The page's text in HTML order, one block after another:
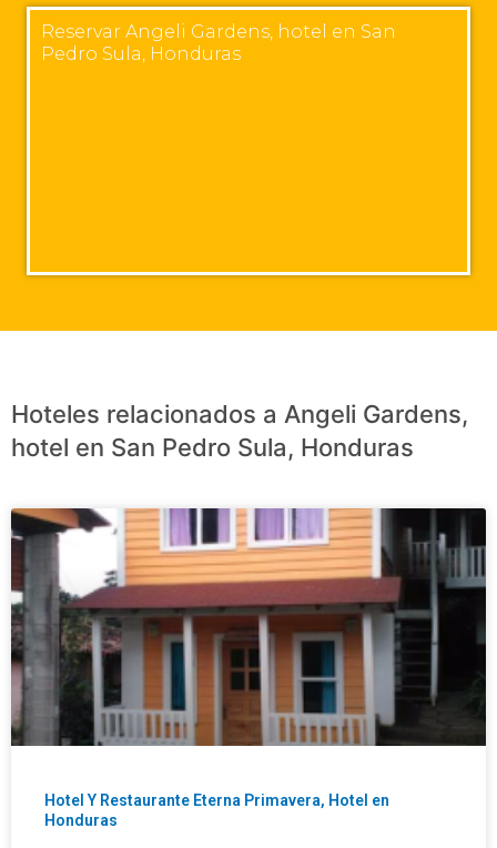
Reservar Angeli Gardens, hotel en San
Pedro Sula, Honduras
Hoteles relacionados a Angeli Gardens,
hotel en San Pedro Sula, Honduras
Hotel Y Restaurante Eterna Primavera, Hotel en
Honduras